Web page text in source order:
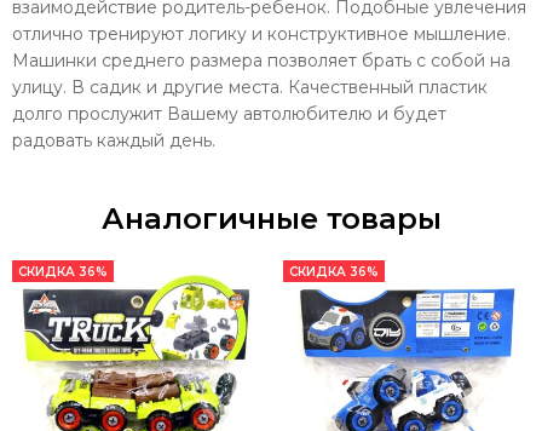
взаимодействие родитель-ребенок. Подобные увлечения
отлично тренируют логику и конструктивное мышление.
Машинки среднего размера позволяет брать с собой на
улицу. В садик и другие места. Качественный пластик
долго прослужит Вашему автолюбителю и будет
радовать каждый день.
Аналогичные товары
СКИДКА 36% СКИДКА 36%